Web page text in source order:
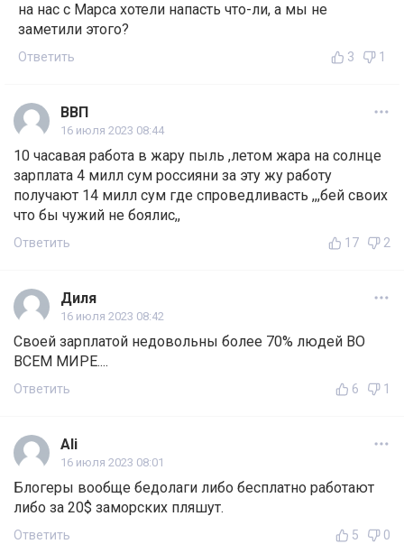
на нас с Марса хотели напасть что-ли, а мы не
заметили этого?
Ответить 3 1
ВВП
16 июля 2023 08:44
10 часавая работа в жару пыль ,летом жара на солнце
зарплата 4 милл сум россияни за эту жу работу
получают 14 милл сум где спроведливасть ,,,бей своих
что бы чужий не боялис,,
Ответить 17 2
Диля
16 июля 2023 08:42
Своей зарплатой недовольны более 70% людей ВО
ВСЕМ МИРЕ....
Ответить 6 1
Ali
16 июля 2023 08:01
Блогеры вообще бедолаги либо бесплатно работают
либо за 20$ заморских пляшут.
Ответить 5 0